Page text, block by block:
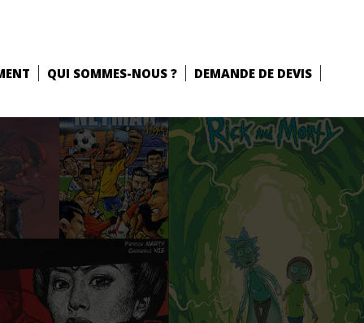
QUI SOMMES-NOUS ?
DEMANDE DE DEVIS